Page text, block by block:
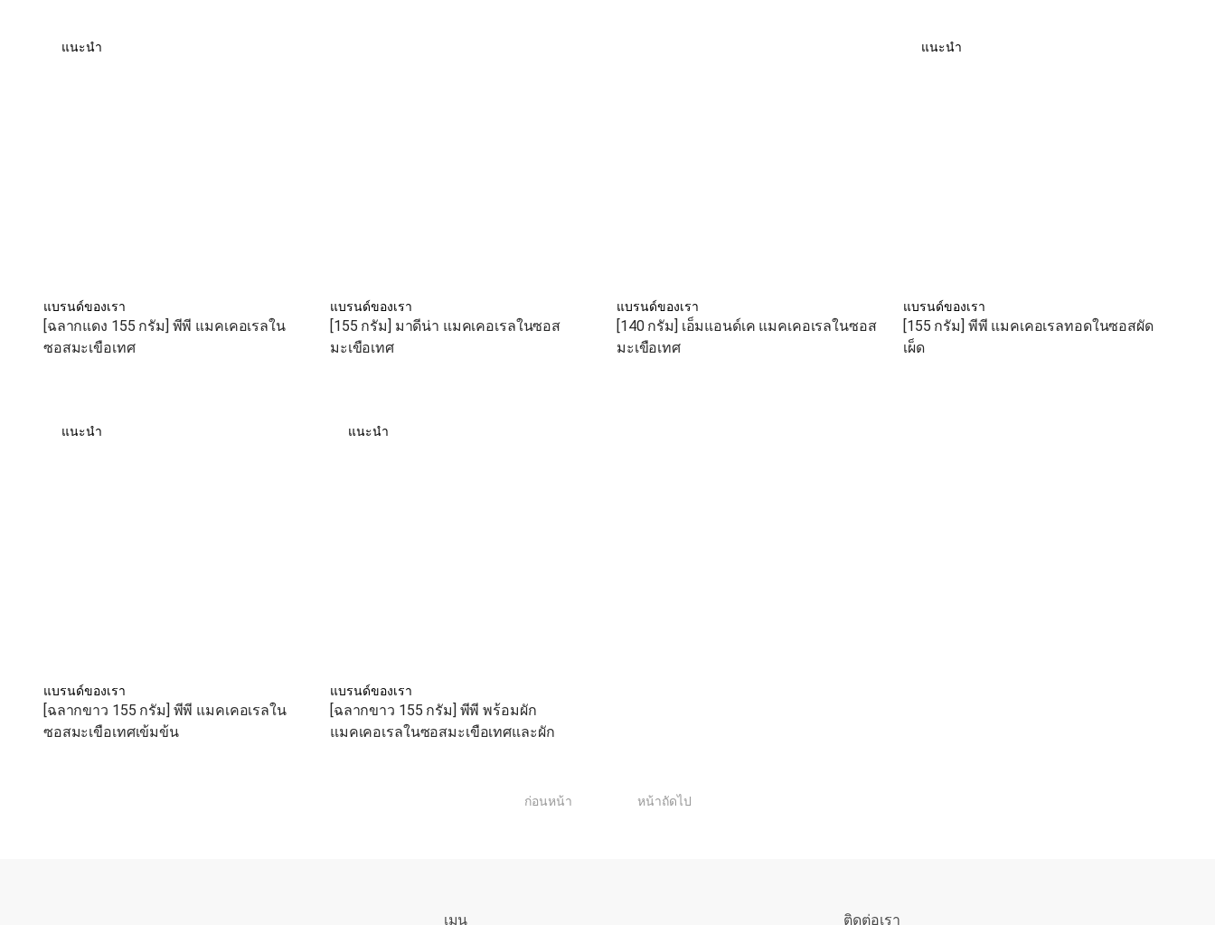
แนะนำ
แบรนด์ของเรา
[ฉลากแดง 155 กรัม] พีพี แมคเคอเรลใน
ซอสมะเขือเทศ
แบรนด์ของเรา
[155 กรัม] มาดีน่า แมคเคอเรลในซอส
มะเขือเทศ
แบรนด์ของเรา
[140 กรัม] เอ็มแอนด์เค แมคเคอเรลในซอส
มะเขือเทศ
แนะนำ
แบรนด์ของเรา
[155 กรัม] พีพี แมคเคอเรลทอดในซอสผัด
เผ็ด
แนะนำ
แบรนด์ของเรา
[ฉลากขาว 155 กรัม] พีพี แมคเคอเรลใน
ซอสมะเขือเทศเข้มข้น
แนะนำ
แบรนด์ของเรา
[ฉลากขาว 155 กรัม] พีพี พร้อมผัก
แมคเคอเรลในซอสมะเขือเทศและผัก
ก่อนหน้า หน้าถัดไป
เมนู ติดต่อเรา